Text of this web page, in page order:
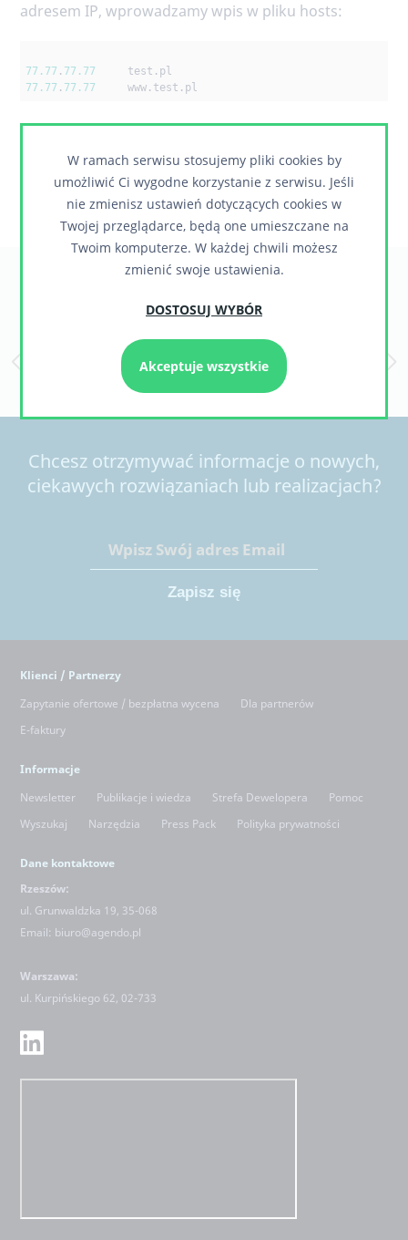
adresem IP, wprowadzamy wpis w pliku hosts:
77.77 . 77.77
77.77 . 77.77
	www.test.pl
Zaufali nam
Chcesz otrzymywać informacje o nowych,
ciekawych rozwiązaniach lub realizacjach?
Klienci / Partnerzy
Zapytanie ofertowe / bezpłatna wycena
Dla partnerów
E-faktury
Informacje
Newsletter
Publikacje i wiedza Strefa Dewelopera
Pomoc
Wyszukaj
Narzędzia Press Pack Polityka prywatności
Dane kontaktowe
Rzeszów:
ul. Grunwaldzka 19, 35-068
Email: biuro@agendo.pl
Warszawa:
ul. Kurpińskiego 62, 02-733
W ramach serwisu stosujemy pliki cookies by
umożliwić Ci wygodne korzystanie z serwisu. Jeśli
nie zmienisz ustawień dotyczących cookies w
Twojej przeglądarce, będą one umieszczane na
Twoim komputerze. W każdej chwili możesz
zmienić swoje ustawienia.
DOSTOSUJ WYBÓR
Akceptuje wszystkie